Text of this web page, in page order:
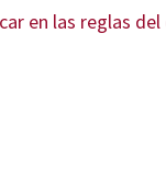
en las reglas